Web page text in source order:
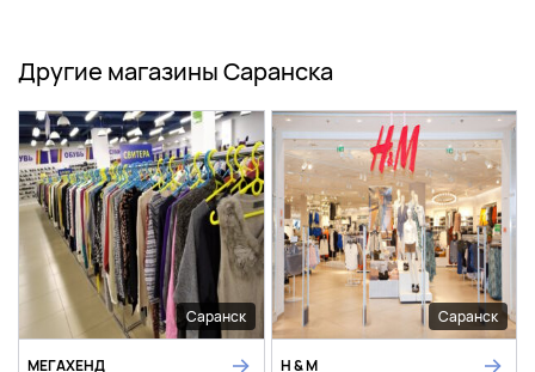
Другие магазины Саранска
Саранск
МЕГАХЕНД
Саранск
H & M